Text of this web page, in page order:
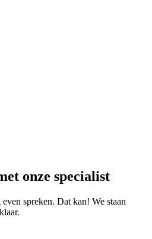
onze specialist
spreken. Dat kan! We staan